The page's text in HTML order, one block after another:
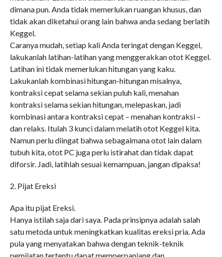
dimana pun. Anda tidak memerlukan ruangan khusus, dan
tidak akan diketahui orang lain bahwa anda sedang berlatih
Keggel.
Caranya mudah, setiap kali Anda teringat dengan Keggel,
lakukanlah latihan-latihan yang menggerakkan otot Keggel.
Latihan ini tidak memerlukan hitungan yang kaku.
Lakukanlah kombinasi hitungan-hitungan misalnya,
kontraksi cepat selama sekian puluh kali, menahan
kontraksi selama sekian hitungan, melepaskan, jadi
kombinasi antara kontraksi cepat – menahan kontraksi –
dan relaks. Itulah 3 kunci dalam melatih otot Keggel kita.
Namun perlu diingat bahwa sebagaimana otot lain dalam
tubuh kita, otot PC juga perlu istirahat dan tidak dapat
diforsir. Jadi, latihlah sesuai kemampuan, jangan dipaksa!
2. Pijat Ereksi
Apa itu pijat Ereksi.
Hanya istilah saja dari saya. Pada prinsipnya adalah salah
satu metoda untuk meningkatkan kualitas ereksi pria. Ada
pula yang menyatakan bahwa dengan teknik-teknik